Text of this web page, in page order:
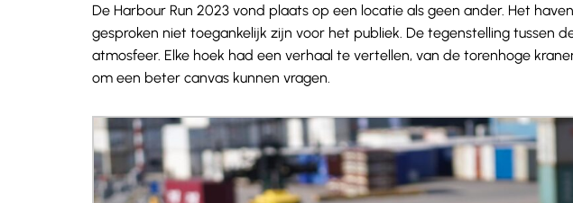
De Harbour Run 2023 vond plaats op een locatie als geen ander. Het
gesproken niet toegankelijk zijn voor het publiek. De tegenstelling tussen
atmosfeer. Elke hoek had een verhaal te vertellen, van de torenhoge
om een beter canvas kunnen vragen.